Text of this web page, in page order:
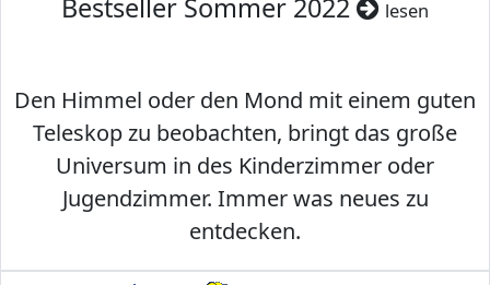
Bestseller Sommer 2022
lesen
Den Himmel oder den Mond mit einem guten
Teleskop zu beobachten, bringt das große
Universum in des Kinderzimmer oder
Jugendzimmer. Immer was neues zu
entdecken.